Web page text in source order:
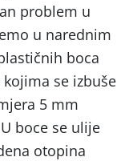
problem u
u narednim
boca
se izbuše
5 mm
boce se ulije
otopina